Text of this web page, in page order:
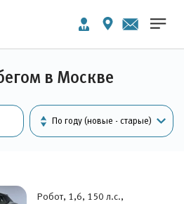
в Москве
Робот, 1,6, 150 л.с.,